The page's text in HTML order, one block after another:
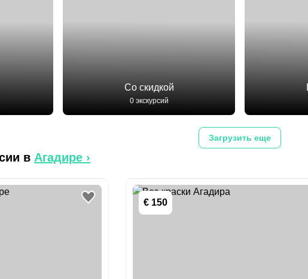
Со скидкой
0 экскурсий
Загрузить еще
в Агадире ›
€ 150